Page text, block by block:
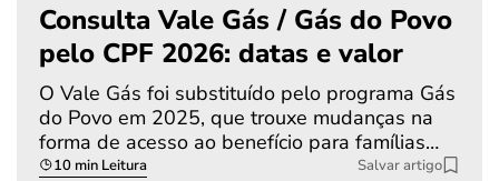
Consulta Vale Gás / Gás do Povo
pelo CPF 2026: datas e valor
O Vale Gás foi substituído pelo programa Gás
do Povo em 2025, que trouxe mudanças na
forma de acesso ao benefício para famílias…
10 min Leitura Salvar artigo